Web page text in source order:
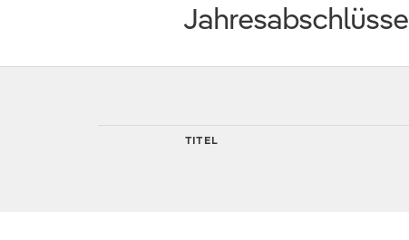
Jahresabschlüsse
TITEL